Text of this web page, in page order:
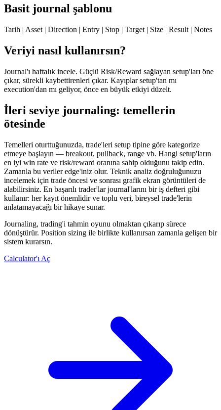
Basit journal şablonu
Tarih | Asset | Direction | Entry | Stop | Target | Size | Result | Notes
Veriyi nasıl kullanırsın?
Journal'ı haftalık incele. Güçlü Risk/Reward sağlayan setup'ları öne
çıkar, sürekli kaybettirenleri çıkar. Kayıplar setup'tan mı
execution'dan mı geliyor, önce en büyük etkiyi düzelt.
İleri seviye journaling: temellerin
ötesinde
Temelleri oturttuğunuzda, trade'leri setup tipine göre kategorize
etmeye başlayın — breakout, pullback, range vb. Hangi setup'ların
en iyi win rate ve risk/reward oranına sahip olduğunu takip edin.
Zamanla bu veriler edge'iniz olur. Teknik analiz doğruluğunuzu
incelemek için trade öncesi ve sonrası grafik ekran görüntüleri de
alabilirsiniz. En başarılı trader'lar journal'larını bir iş defteri gibi
kullanır: her kayıt önemlidir ve toplu veri, bireysel trade'lerin
anlatamayacağı bir hikaye sunar.
Journaling, trading'i tahmin oyunu olmaktan çıkarıp sürece
dönüştürür. Position sizing ile birlikte kullanırsan zamanla gelişen bir
sistem kurarsın.
Calculator'ı Aç